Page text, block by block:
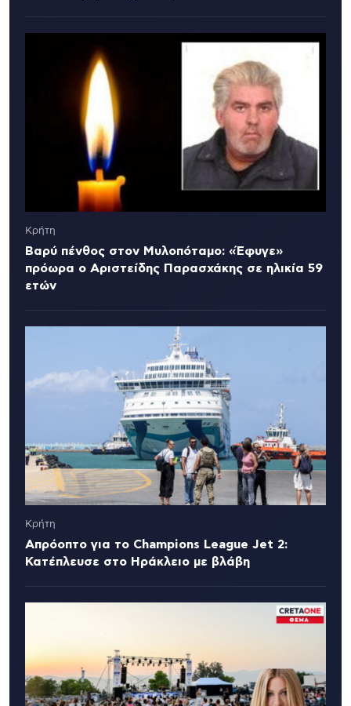
Κρήτη
Βαρύ πένθος στον Μυλοπόταμο: «Έφυγε»
πρόωρα ο Αριστείδης Παρασχάκης σε ηλικία 59
ετών
Κρήτη
Απρόοπτο για το Champions League Jet 2:
Κατέπλευσε στο Ηράκλειο με βλάβη